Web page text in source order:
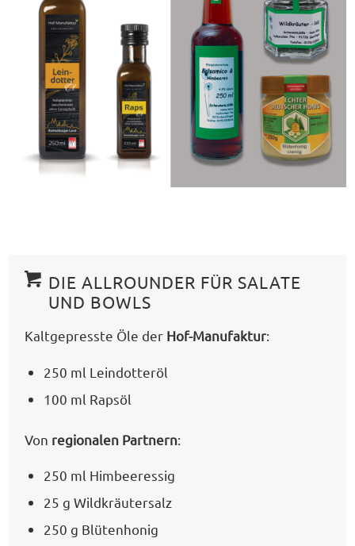
DIE ALLROUNDER FÜR SALATE
UND BOWLS
Kaltgepresste Öle der Hof-Manufaktur:
250 ml Leindotteröl
100 ml Rapsöl
Von regionalen Partnern:
250 ml Himbeeressig
25 g Wildkräutersalz
250 g Blütenhonig